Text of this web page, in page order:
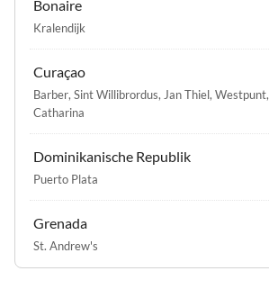
Bonaire
Kralendijk
Curaçao
Barber, Sint Willibrordus, Jan Thiel, Westpunt,
Catharina
Dominikanische Republik
Puerto Plata
Grenada
St. Andrew's